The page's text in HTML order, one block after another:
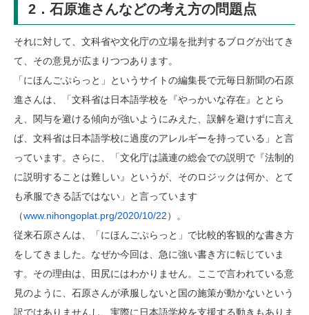
2．石原進さんなどの考え方の問題点
それに対して、文科省や文化庁の立場を批判するブログが出てき
て、その意見が広まりつつあります。
「にほんごぷらっと」というサイトの編集長で元毎日新聞の石原
進さんは、「文科省は日本語学校を『やっかいな存在』ととら
え、関与を避ける傾向が強いようにみえた、誤解を避けずに言え
ば、文科省は日本語学校に過度のアレルギーを持っている」と言
っています。さらに、「文化庁は議連の総会での説明で『法制的
に説明することは難しい』というが、そのロジックは何か、とて
も承服できる話ではない」と言っています
（www.nihongoplat.prg/2020/10/22）。
従来石原さんは、「にほんごぷらっと」で比較的客観的な書き方
をしてきました。なぜか今回は、急に強い書き方に転じていま
す。その理由は、田尻にはわかりません。ここで言われている意
見のように、石原さんが承服しないと国の施策が動かないという
訳ではありませんし、実際に日本語学校を支援する動きもありま